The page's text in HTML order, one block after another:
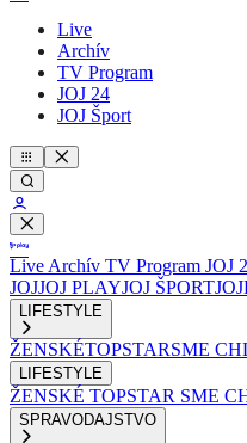
Live
Archív
TV Program
JOJ 24
JOJ Šport
Live Archív TV Program JOJ
JOJJOJ PLAYJOJ ŠPORT
LIFESTYLE
ŽENSKÉTOPSTARSME
LIFESTYLE
ŽENSKÉ TOPSTAR SME
SPRAVODAJSTVO